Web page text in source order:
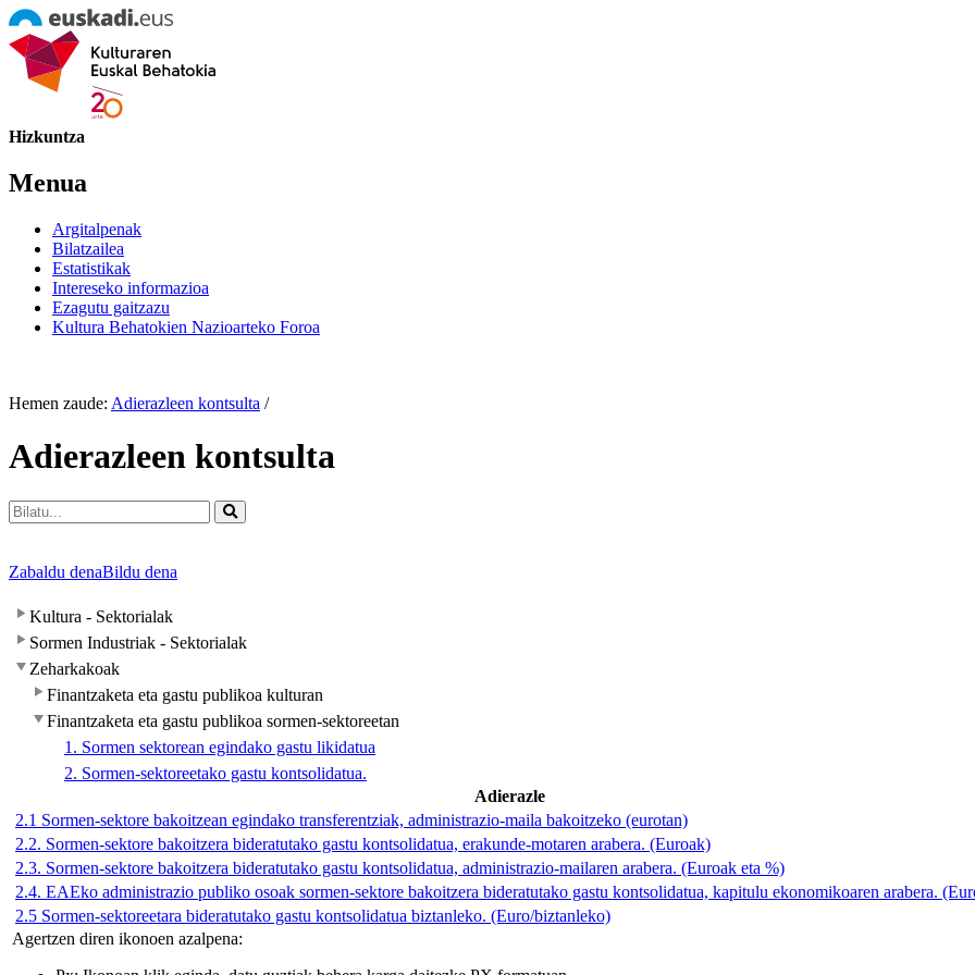
Hizkuntza
Menua
Argitalpenak
Bilatzailea
Estatistikak
Intereseko informazioa
Ezagutu gaitzazu
Kultura Behatokien Nazioarteko Foroa
Hemen zaude: Adierazleen kontsulta /
Adierazleen kontsulta
Zabaldu denaBildu dena
Kultura - Sektorialak
Sormen Industriak - Sektorialak
Zeharkakoak
Finantzaketa eta gastu publikoa kulturan
Finantzaketa eta gastu publikoa sormen-sektoreetan
1. Sormen sektorean egindako gastu likidatua
2. Sormen-sektoreetako gastu kontsolidatua.
Adierazle
2.1 Sormen-sektore bakoitzean egindako transferentziak, administrazio-maila bakoitzeko (eurotan)
2.2. Sormen-sektore bakoitzera bideratutako gastu kontsolidatua, erakunde-motaren arabera. (Euroak)
2.3. Sormen-sektore bakoitzera bideratutako gastu kontsolidatua, administrazio-mailaren arabera. (Euroak eta %)
2.4. EAEko administrazio publiko osoak sormen-sektore bakoitzera bideratutako gastu kontsolidatua, kapitulu ekonomikoaren arabera.
2.5 Sormen-sektoreetara bideratutako gastu kontsolidatua biztanleko. (Euro/biztanleko)
Agertzen diren ikonoen azalpena: